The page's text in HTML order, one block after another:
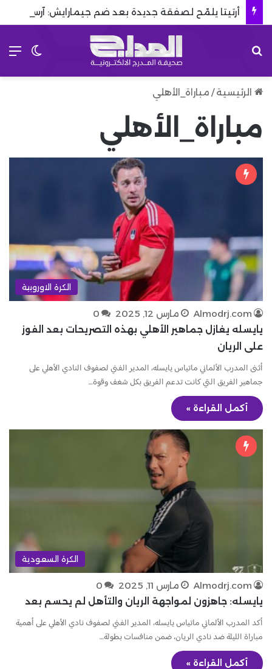
الرئيسية / مباراة_الأهلي
مباراة_الأهلي
الكرة الاوروبية
Almodrj.com مارس 12, 2025
0
يايسله يغازل جماهير الأهلي بهذه التصريحات بعد الفوز
على الريان
أثنى المدرب الألماني ماتياس يايسله، المدير الفني لصفوف النادي الأهلي على
جماهير الفريق التي كانت تدعم الفريق بكل شغف وقوة…
أكمل القراءة »
الكرة السعودية
Almodrj.com مارس 11, 2025
0
يايسله: جاهزون لمواجهة الريان والتأهل لم يحسم بعد
أكد المدرب الألماني ماتياس يايسله، المدير الفني لصفوف نادي الأهلي على أهمية
مباراة الليلة ضد نادي الريان، ضمن منافسات بطولة…
أكمل القراءة »